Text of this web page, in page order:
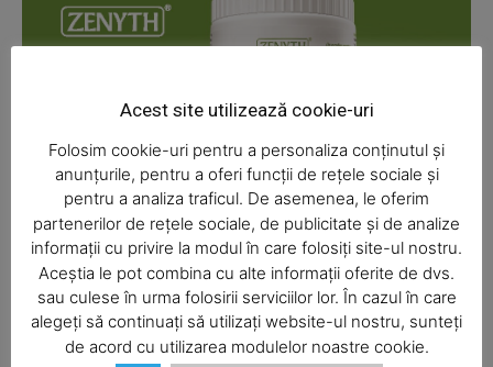
SUBSCRIBE NOW
Acest site utilizează cookie-uri
Folosim cookie-uri pentru a personaliza conținutul și
anunțurile, pentru a oferi funcții de rețele sociale și
pentru a analiza traficul. De asemenea, le oferim
partenerilor de rețele sociale, de publicitate și de analize
informații cu privire la modul în care folosiți site-ul nostru.
Aceștia le pot combina cu alte informații oferite de dvs.
sau culese în urma folosirii serviciilor lor. În cazul în care
alegeți să continuați să utilizați website-ul nostru, sunteți
de acord cu utilizarea modulelor noastre cookie.